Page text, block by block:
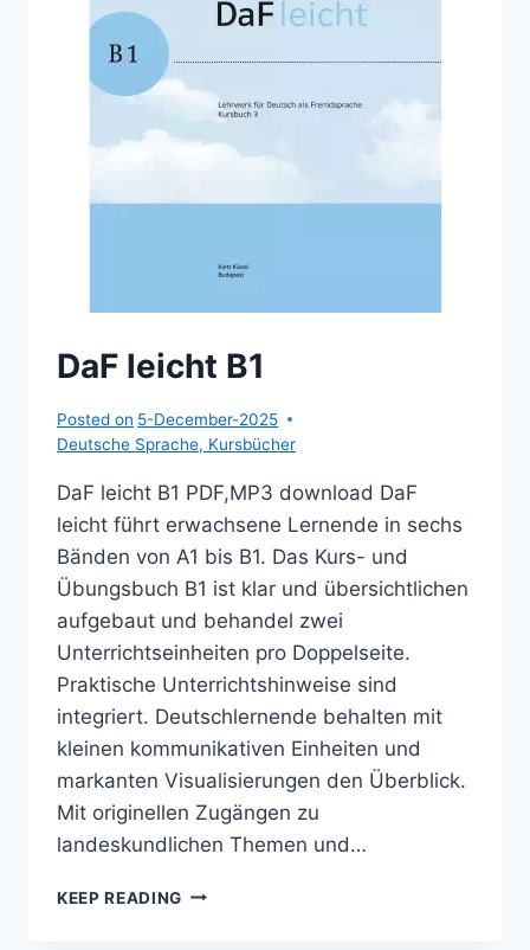
DaF leicht B1
Posted on 5-December-2025
Deutsche Sprache, Kursbücher
DaF leicht B1 PDF,MP3 download DaF
leicht führt erwachsene Lernende in sechs
Bänden von A1 bis B1. Das Kurs- und
Übungsbuch B1 ist klar und übersichtlichen
aufgebaut und behandel zwei
Unterrichtseinheiten pro Doppelseite.
Praktische Unterrichtshinweise sind
integriert. Deutschlernende behalten mit
kleinen kommunikativen Einheiten und
markanten Visualisierungen den Überblick.
Mit originellen Zugängen zu
landeskundlichen Themen und…
KEEP READING DAF